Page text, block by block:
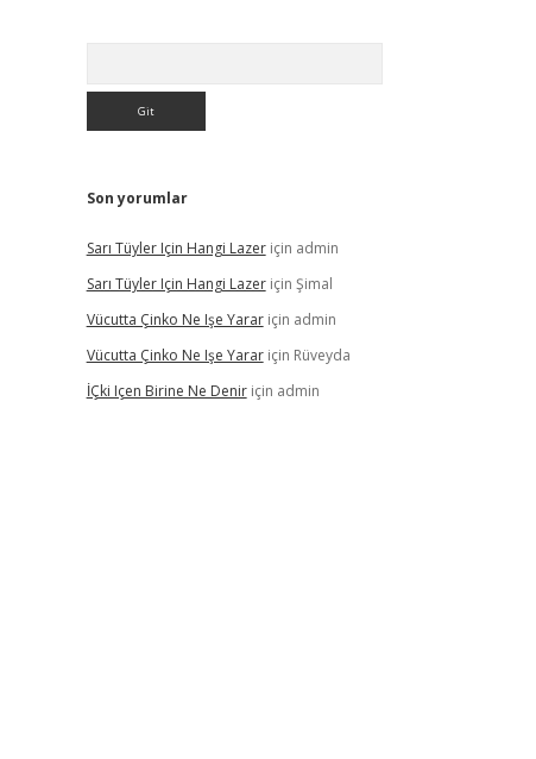
Son yorumlar
Sarı Tüyler Için Hangi Lazeriçin admin
Sarı Tüyler Için Hangi Lazeriçin Şimal
Vücutta Çinko Ne Işe Yarariçin admin
Vücutta Çinko Ne Işe Yarariçin Rüveyda
İÇki Içen Birine Ne Deniriçin admin